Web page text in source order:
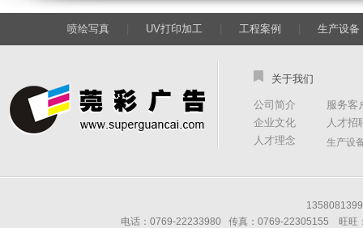
喷绘写真 UV打印加工 工程案例 生产设备
关于我们
公司简介
服务客
企业文化
人才招
人才理念
生产设
电话：0769-22233980 传真：0769-22305155 旺